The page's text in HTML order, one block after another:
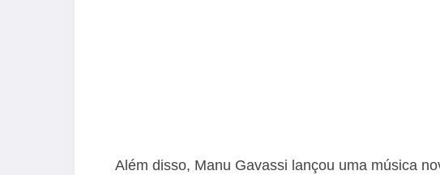
Além disso, Manu Gavassi lançou uma música